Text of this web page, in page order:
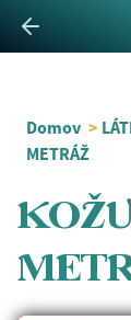
Domov >
METRÁŽ